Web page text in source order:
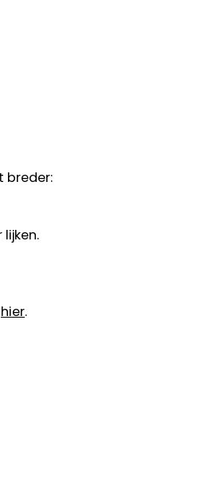
breder:
hier.